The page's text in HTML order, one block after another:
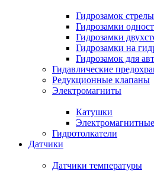
Гидрозамок стрелы
Гидрозамки
Гидрозамки
Гидрозамки на
Гидрозамок для
Гидавлические
Редукционные клапаны
Электромагниты
Катушки
Гидротолкатели
Датчики
Датчики температуры